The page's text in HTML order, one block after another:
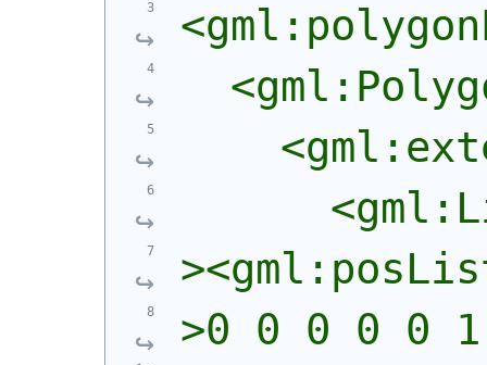
>0 0 0 0 0